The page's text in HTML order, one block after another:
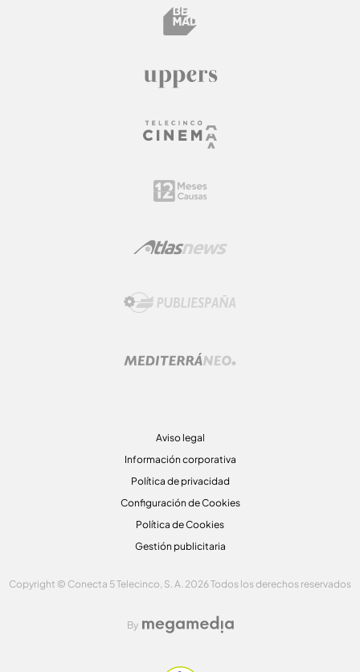
Aviso legal
Información corporativa
Política de privacidad
Configuración de Cookies
Política de Cookies
Gestión publicitaria
Copyright © Conecta 5 Telecinco, S. A. 2026 Todos los derechos reservados
By